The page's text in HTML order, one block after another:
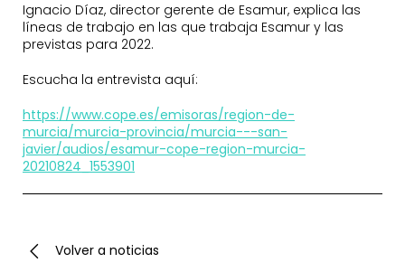
Ignacio Díaz, director gerente de Esamur, explica las
líneas de trabajo en las que trabaja Esamur y las
previstas para 2022.
Escucha la entrevista aquí:
https://www.cope.es/emisoras/region-de-
murcia/murcia-provincia/murcia---san-
javier/audios/esamur-cope-region-murcia-
20210824_1553901
Volver a noticias